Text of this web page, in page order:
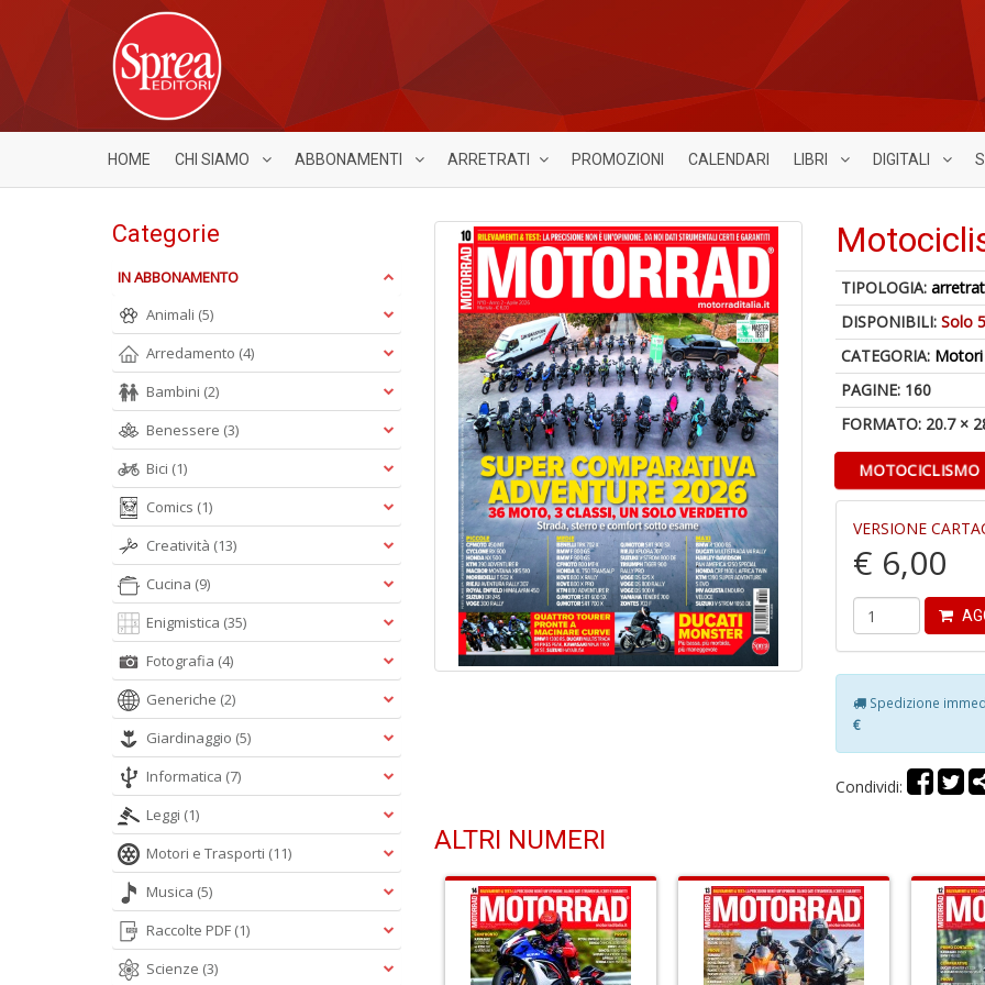
HOME CHI SIAMO ABBONAMENTI ARRETRATI PROMOZIONI CALENDARI LIBRI DIGITALI
TIPOLOGIA:
DISPONIBILI:Solo
CATEGORIA:
PAGINE: 160
FORMATO: 20.7 ×
VERSIONE
€ 6,00
Spedizione
€
Condividi:
ALTRI NUMERI
Categorie
IN ABBONAMENTO
Animali (5)
Arredamento (4)
Bambini (2)
Benessere (3)
Bici (1)
Comics (1)
Creatività (13)
Cucina (9)
Enigmistica (35)
Fotografia (4)
Generiche (2)
Giardinaggio (5)
Informatica (7)
Leggi (1)
Motori e Trasporti (11)
Musica (5)
Raccolte PDF (1)
Scienze (3)